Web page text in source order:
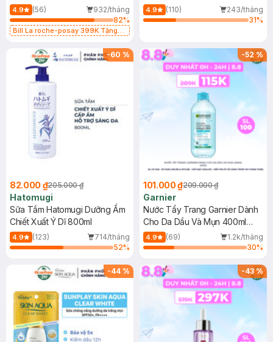
Dụng 40ml
4.9 (56)
932/tháng
82%
Bill La roche-posay 399K Tặng
(SL có hạn)
40ml
4.9 (110)
243/tháng
31%
-60 %
82.000 ₫205.000 ₫
Hatomugi
Sữa Tắm Hatomugi Dưỡng Ẩm
Chiết Xuất Ý Dĩ 800ml
4.9 (123)
714/tháng
52%
-52%
101.000 ₫209.000 ₫
Garnier
Nước Tẩy Trang Garnier Dành
Cho Da Dầu Và Mụn 400ml
(Mới)
4.9 (69)
1.2k/tháng
30%
-44 % -43%